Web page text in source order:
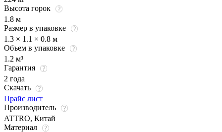
Высота горок
1.8 м
Размер в упаковке
1.3 × 1.1 × 0.8 м
Объем в упаковке
1.2 м³
Гарантия
2 года
Скачать
Прайс лист
Производитель
ATTRO, Китай
Материал